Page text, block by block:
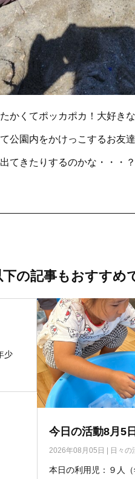
かくてポッカポカ！大好き
公園内をかけっこするお友
てきたりするのかな・・・
の記事もおすすめ
少
今日の活動8月5日
2026年08月05日 日々の
本日の利用児：９人